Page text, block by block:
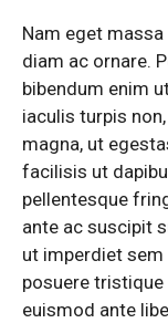
Nam eget
diam ac ornare.
bibendum enim
iaculis turpis
magna, ut
facilisis ut
pellentesque
ante ac suscipit
ut imperdiet
posuere
euismod ante